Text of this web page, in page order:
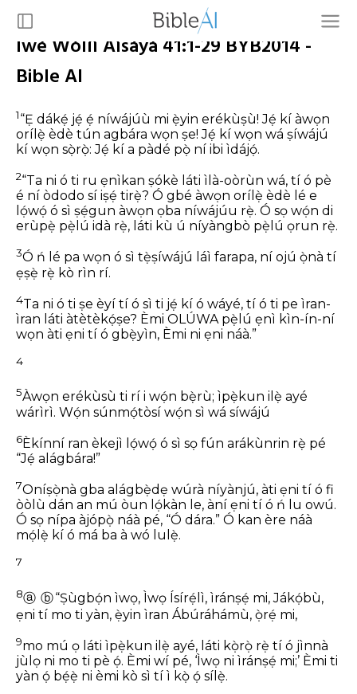
Ìwé Wòlíì Àìsáyà 41:1-29 BYB2014 -
Bible AI
1“Ẹ dákẹ́ jẹ́ ẹ́ níwájúù mi ẹ̀yin erékùṣù! Jẹ́ kí àwọn
orílẹ̀ èdè tún agbára wọn ṣe! Jẹ́ kí wọn wá ṣíwájú
kí wọn sọ̀rọ̀: Jẹ́ kí a pàdé pọ̀ ní ibi ìdájọ́.
2“Ta ni ó ti ru ẹnìkan ṣókè láti ìlà-oòrùn wá, tí ó pè
é ní òdodo sí iṣẹ́ tirẹ̀? Ó gbé àwọn orílẹ̀ èdè lé e
lọ́wọ́ ó sì ṣẹ́gun àwọn ọba níwájúu rẹ̀. Ó sọ wọ́n di
erùpẹ̀ pẹ̀lú idà rẹ̀, láti kù ú níyàngbò pẹ̀lú ọrun rẹ̀.
3Ó ń lé pa wọn ó sì tẹ̀ṣíwájú láì farapa, ní ojú ọ̀nà tí
ẹṣẹ̀ rẹ̀ kò rìn rí.
4Ta ni ó ti ṣe èyí tí ó sì ti jẹ́ kí ó wáyé, tí ó ti pe ìran-
ìran láti àtètèkọ́ṣe? Èmi OLÚWA pẹ̀lú ẹnì kìn-ín-ní
wọn àti ẹni tí ó gbẹ̀yìn, Èmi ni ẹni náà.”
4
5Àwọn erékùsù ti rí i wọ́n bẹ̀rù; ìpẹ̀kun ilẹ̀ ayé
wárìrì. Wọ́n súnmọ́tòsí wọ́n sì wá síwájú
6Èkínní ran èkejì lọ́wọ́ ó sì sọ fún arákùnrin rẹ̀ pé
“Jẹ́ alágbára!”
7Oníṣọ̀nà gba alágbẹ̀dẹ wúrà níyànjú, àti ẹni tí ó fi
òòlù dán an mú òun lọ́kàn le, àní ẹni tí ó ń lu owú.
Ó sọ nípa àjópọ̀ náà pé, “Ó dára.” Ó kan ère náà
mọ́lẹ̀ kí ó má ba à wó lulẹ̀.
7
8ⓐ ⓑ“Ṣùgbọ́n ìwọ, Ìwọ Ísírẹ́lì, ìránṣẹ́ mi, Jákọ́bù,
ẹni tí mo ti yàn, ẹ̀yin ìran Ábúráhámù, ọ̀rẹ́ mi,
9mo mú ọ láti ìpẹ̀kun ilẹ̀ ayé, láti kọ̀rọ̀ rẹ̀ tí ó jìnnà
jùlọ ni mo ti pè ọ́. Èmi wí pé, ‘Ìwọ ni ìránṣẹ́ mi;’ Èmi ti
yàn ọ́ bẹ́ẹ̀ ni èmi kò sì tí ì kọ̀ ọ́ sílẹ̀.